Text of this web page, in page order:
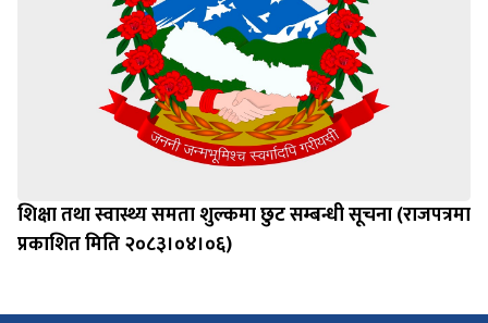
शिक्षा तथा स्वास्थ्य समता शुल्कमा छुट सम्बन्धी सूचना (राजपत्रमा
प्रकाशित मिति २०८३।०४।०६)